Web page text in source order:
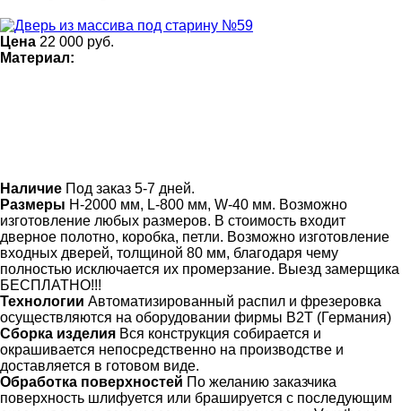
Цена 22 000 руб.
Материал:
Наличие Под заказ 5-7 дней.
Размеры Н-2000 мм, L-800 мм, W-40 мм. Возможно
изготовление любых размеров. В стоимость входит
дверное полотно, коробка, петли. Возможно изготовление
входных дверей, толщиной 80 мм, благодаря чему
полностью исключается их промерзание. Выезд замерщика
БЕСПЛАТНО!!!
Технологии Автоматизированный распил и фрезеровка
осуществляются на оборудовании фирмы B2T (Германия)
Сборка изделия Вся конструкция собирается и
окрашивается непосредственно на производстве и
доставляется в готовом виде.
Обработка поверхностей По желанию заказчика
поверхность шлифуется или брашируется с последующим